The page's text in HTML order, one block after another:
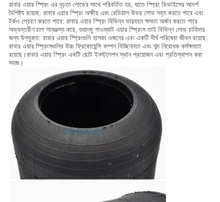
রাবার এয়ার স্প্রিং এর দৃঢ়তা লোডের সাথে পরিবর্তিত হয়, যাতে স্প্রিং ডিভাইসের আদর্শ
বৈশিষ্ট্য রয়েছে: রাবার এয়ার স্প্রিং অক্ষীয় এবং রেডিয়াল উভয় লোড সহ্য করতে পারে এবং
টর্কও প্রেরণ করতে পারে: রাবার এয়ার স্প্রিং বিভিন্ন ভারবহন ক্ষমতা অর্জন করতে পারে
অভ্যন্তরীণ চাপ সামঞ্জস্য করে, গুয়াংজু গাওম্যাট এয়ার স্প্রিংস তাই বিভিন্ন লোড চাহিদার
জন্য উপযুক্ত: রাবার এয়ার স্প্রিংগুলি হালকা ওজনের এবং একটি দীর্ঘ পরিষেবা জীবন রয়েছে:
রাবার এয়ার স্প্রিংসগুলির উচ্চ ফ্রিকোয়েন্সি কম্পন বিচ্ছিন্নতা এবং শব্দ নিরোধক কর্মক্ষমতা
রয়েছে।রাবার এয়ার স্প্রিং একটি ছোট ইনস্টলেশন স্থান প্রয়োজন এবং প্রতিস্থাপন করা
সহজ।